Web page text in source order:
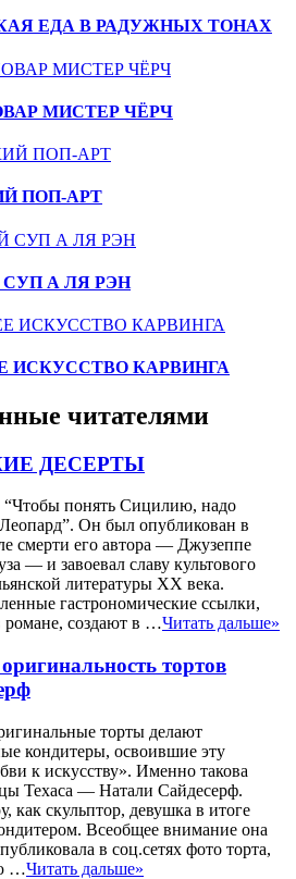
ЕДА В РАДУЖНЫХ ТОНАХ
МИСТЕР ЧЁРЧ
ПОП-АРТ
А ЛЯ РЭН
ИСКУССТВО КАРВИНГА
читателями
ДЕСЕРТЫ
“Чтобы понять Сицилию, надо
Он был опубликован в
смерти его автора — Джузеппе
— и завоевал славу культового
литературы XX века.
гастрономические ссылки,
романе, создают в …Читать дальше»
тортов
торты делают
кондитеры, освоившие эту
к искусству». Именно такова
Техаса — Натали Сайдесерф.
как скульптор, девушка в итоге
Всеобщее внимание она
в соц.сетях фото торта,
…Читать дальше»